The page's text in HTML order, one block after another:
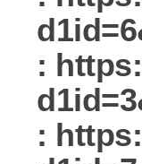
:
: